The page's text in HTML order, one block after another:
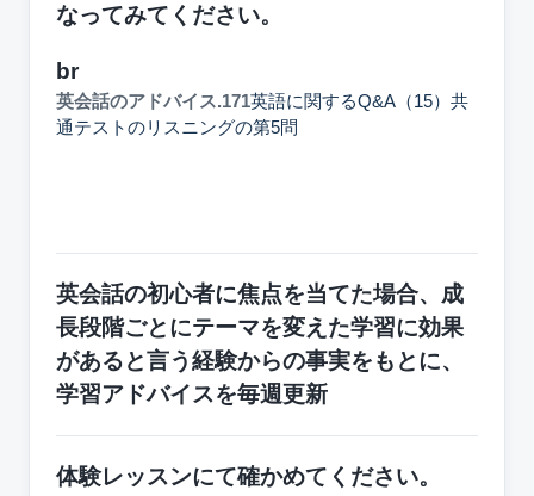
なってみてください。
br
英会話のアドバイス.171英語に関するQ&A（15）共
通テストのリスニングの第5問
英会話の初心者に焦点を当てた場合、成
長段階ごとにテーマを変えた学習に効果
があると言う経験からの事実をもとに、
学習アドバイスを毎週更新
体験レッスンにて確かめてください。